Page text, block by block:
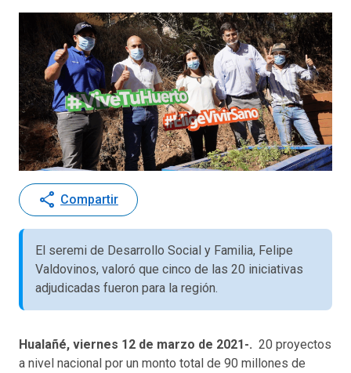
share Compartir
El seremi de Desarrollo Social y Familia, Felipe
Valdovinos, valoró que cinco de las 20 iniciativas
adjudicadas fueron para la región.
Hualañé, viernes 12 de marzo de 2021-. 20 proyectos
a nivel nacional por un monto total de 90 millones de